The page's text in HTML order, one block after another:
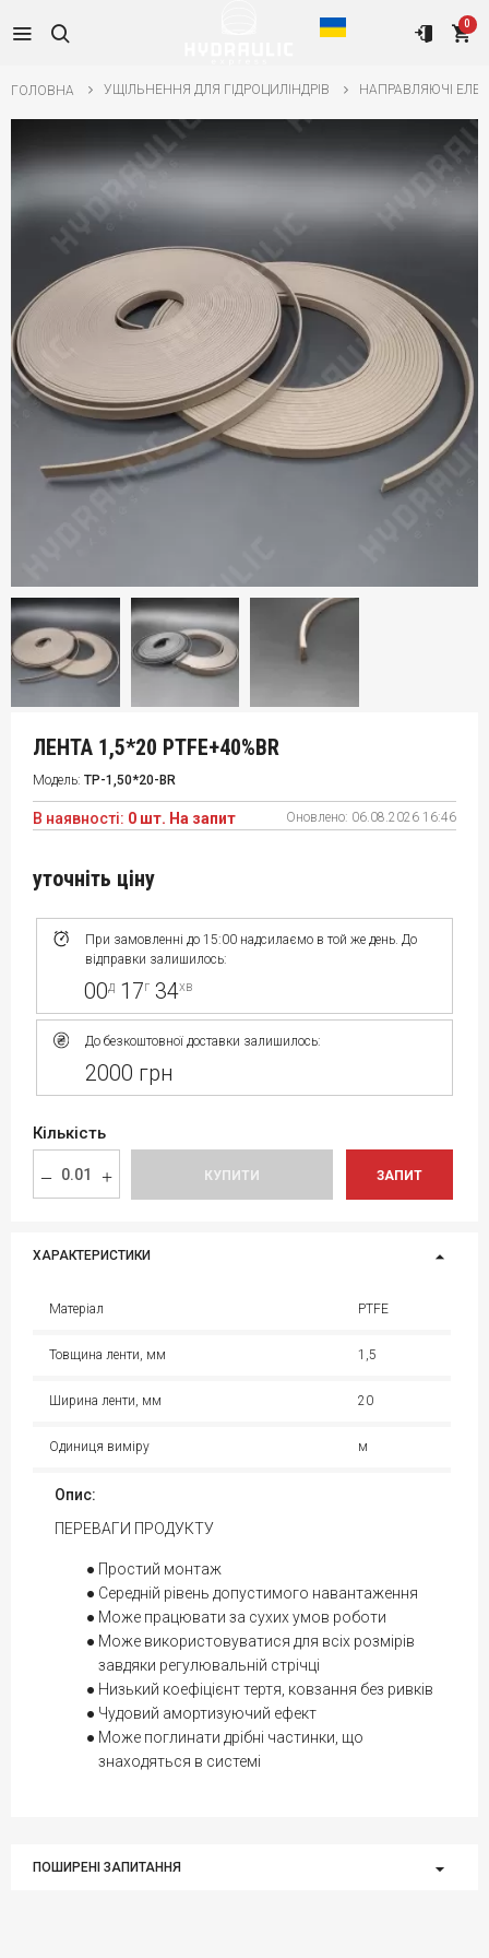
0
ГОЛОВНА УЩІЛЬНЕННЯ ДЛЯ ГІДРОЦИЛІНДРІВ НАПРАВЛЯЮЧІ
ЛЕНТА 1,5*20 PTFE+40%BR
Модель: TP-1,50*20-BR
В наявності: 0 шт. На запит Оновлено: 06.08.2026 16:46
При замовленні до 15:00 надсилаємо в той же день. До
відправки залишилось:
00д 17г 34хв
До безкоштовної доставки залишилось:
2000 грн
уточніть ціну
Кількість
КУПИТИ ЗАПИТ
ХАРАКТЕРИСТИКИ
Матеріал PTFE
Товщина ленти, мм 1,5
Ширина ленти, мм 20
Одиниця виміру м
Опис:
ПЕРЕВАГИ ПРОДУКТУ
Простий монтаж
Середній рівень допустимого навантаження
Може працювати за сухих умов роботи
Може використовуватися для всіх розмірів
завдяки регулювальній стрічці
Низький коефіцієнт тертя, ковзання без ривків
Чудовий амортизуючий ефект
Може поглинати дрібні частинки, що
знаходяться в системі
ПОШИРЕНІ ЗАПИТАННЯ